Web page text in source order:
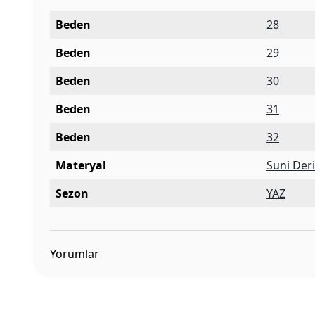
Beden
28
Beden
29
Beden
30
Beden
31
Beden
32
Materyal
Suni Deri
Sezon
YAZ
Yorumlar